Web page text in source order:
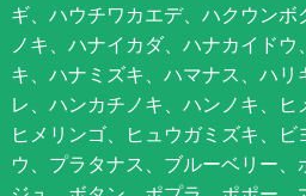
ギ、ハウチワカエデ、ハクウン
ノキ、ハナイカダ、ハナカイドウ
キ、ハナミズキ、ハマナス、ハ
レ、ハンカチノキ、ハンノキ、ヒ
ヒメリンゴ、ヒュウガミズキ、
ウ、プラタナス、ブルーベリー、